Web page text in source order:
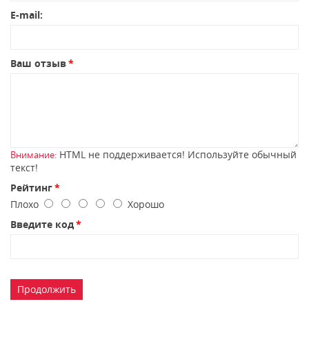
E-mail:
Ваш отзыв
Внимание: HTML не поддерживается! Используйте обычный
текст!
Рейтинг
Плохо
Хорошо
Введите код
Продолжить